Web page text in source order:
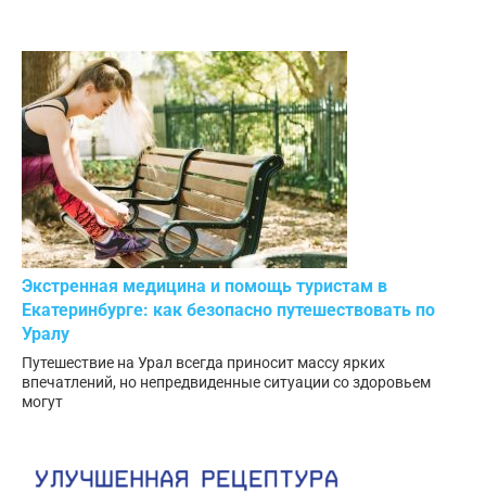
Экстренная медицина и помощь туристам в
Екатеринбурге: как безопасно путешествовать по
Уралу
Путешествие на Урал всегда приносит массу ярких
впечатлений, но непредвиденные ситуации со здоровьем
могут